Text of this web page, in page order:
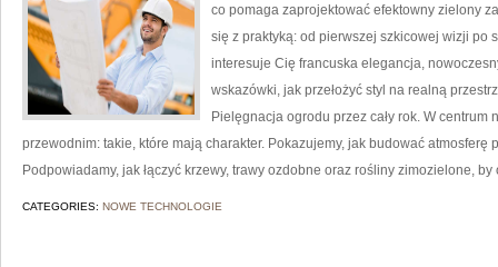
co pomaga zaprojektować efektowny zielony
się z praktyką: od pierwszej szkicowej wizji po
interesuje Cię francuska elegancja,
wskazówki, jak przełożyć styl na realną
Pielęgnacja ogrodu przez cały rok. W
przewodnim: takie, które mają charakter. Pokazujemy, jak budować atmosferę
Podpowiadamy, jak łączyć krzewy, trawy ozdobne oraz rośliny zimozielone, by
CATEGORIES: NOWE TECHNOLOGIE